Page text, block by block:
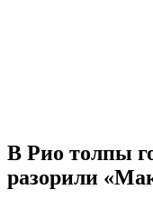
В Рио толпы
разорили